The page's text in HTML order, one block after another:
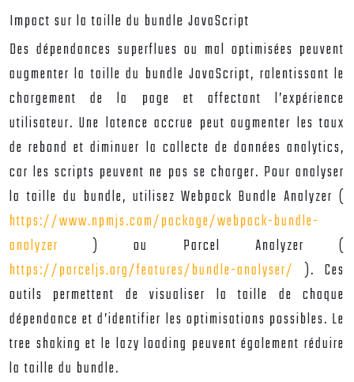
Impact sur la taille du bundle JavaScript
Des dépendances superflues ou mal optimisées peuvent
augmenter la taille du bundle JavaScript, ralentissant le
chargement de la page et affectant l’expérience
utilisateur. Une latence accrue peut augmenter les taux
de rebond et diminuer la collecte de données analytics,
car les scripts peuvent ne pas se charger. Pour analyser
la taille du bundle, utilisez Webpack Bundle Analyzer (
https://www.npmjs.com/package/webpack-bundle-
analyzer) ou Parcel Analyzer (
https://parceljs.org/features/bundle-analyser/). Ces
outils permettent de visualiser la taille de chaque
dépendance et d’identifier les optimisations possibles. Le
tree shaking et le lazy loading peuvent également réduire
la taille du bundle.